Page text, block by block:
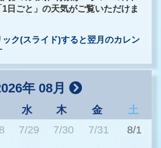
日ごと」の天気がご覧いただけま
ク(スライド)すると翌月のカレン
年 08月
水 木 金
土
7/29 7/30 7/31 8/1